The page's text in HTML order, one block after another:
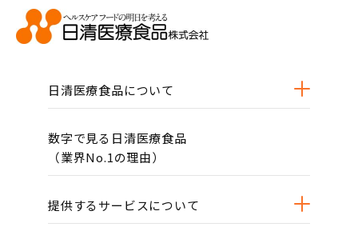
日清医療食品について
数字で見る日清医療食品
（業界No.1の理由）
提供するサービスについて